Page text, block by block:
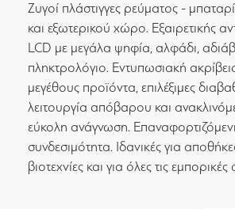
Ζυγοί πλάστιγγες ρεύματος -
και εξωτερικού χώρο. Εξαιρετικής
LCD με μεγάλα ψηφία, αλφάδι,
πληκτρολόγιο. Εντυπωσιακή
μεγέθους προϊόντα, επιλέξιμες
λειτουργία απόβαρου και
εύκολη ανάγνωση.
συνδεσιμότητα. Ιδανικές για
βιοτεχνίες και για όλες τις